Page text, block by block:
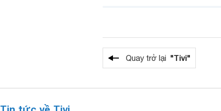
Quay trở lại "Tivi"